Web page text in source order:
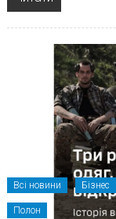
Всі новини Бізнес
Полон